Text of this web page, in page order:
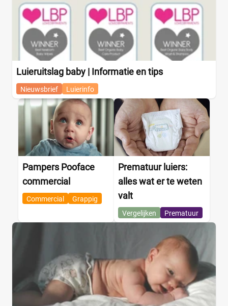
Luieruitslag baby | Informatie en tips
Nieuwsbrief Luierinfo
Pampers Pooface
commercial
Commercial Grappig
Prematuur luiers:
alles wat er te weten
valt
Vergelijken Prematuur